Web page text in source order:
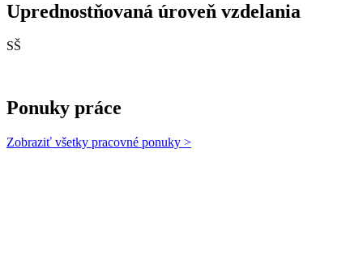
Uprednostňovaná úroveň vzdelania
SŠ
Ponuky práce
Zobraziť všetky pracovné ponuky >